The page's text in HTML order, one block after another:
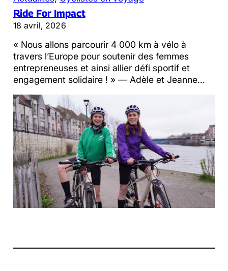
Ride For Impact
18 avril, 2026
« Nous allons parcourir 4 000 km à vélo à
travers l’Europe pour soutenir des femmes
entrepreneuses et ainsi allier défi sportif et
engagement solidaire ! » — Adèle et Jeanne…